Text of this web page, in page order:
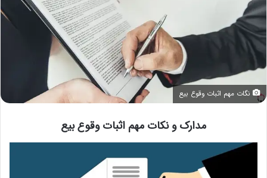
نگات مهم اثبات وقوع بیع
مدارک و نکات مهم اثبات وقوع بیع